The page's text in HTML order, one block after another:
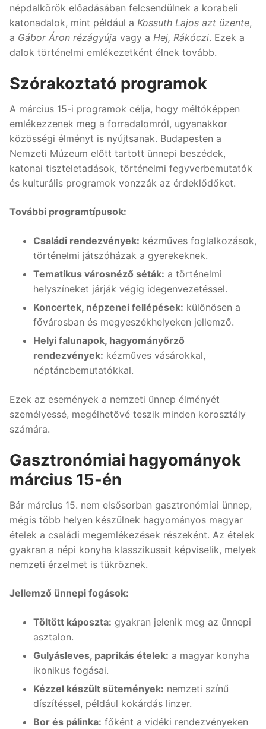
népdalkörök előadásában felcsendülnek a korabeli
katonadalok, mint például a Kossuth Lajos azt üzente,
a Gábor Áron rézágyúja vagy a Hej, Rákóczi. Ezek a
dalok történelmi emlékezetként élnek tovább.
Szórakoztató programok
A március 15-i programok célja, hogy méltóképpen
emlékezzenek meg a forradalomról, ugyanakkor
közösségi élményt is nyújtsanak. Budapesten a
Nemzeti Múzeum előtt tartott ünnepi beszédek,
katonai tiszteletadások, történelmi fegyverbemutatók
és kulturális programok vonzzák az érdeklődőket.
További programtípusok:
Családi rendezvények: kézműves foglalkozások,
történelmi játszóházak a gyerekeknek.
Tematikus városnéző séták: a történelmi
helyszíneket járják végig idegenvezetéssel.
Koncertek, népzenei fellépések: különösen a
fővárosban és megyeszékhelyeken jellemző.
Helyi falunapok, hagyományőrző
rendezvények: kézműves vásárokkal,
néptáncbemutatókkal.
Ezek az események a nemzeti ünnep élményét
személyessé, megélhetővé teszik minden korosztály
számára.
Gasztronómiai hagyományok
március 15-én
Bár március 15. nem elsősorban gasztronómiai ünnep,
mégis több helyen készülnek hagyományos magyar
ételek a családi megemlékezések részeként. Az ételek
gyakran a népi konyha klasszikusait képviselik, melyek
nemzeti érzelmet is tükröznek.
Jellemző ünnepi fogások:
Töltött káposzta: gyakran jelenik meg az ünnepi
asztalon.
Gulyásleves, paprikás ételek: a magyar konyha
ikonikus fogásai.
Kézzel készült sütemények: nemzeti színű
díszítéssel, például kokárdás linzer.
Bor és pálinka: főként a vidéki rendezvényeken